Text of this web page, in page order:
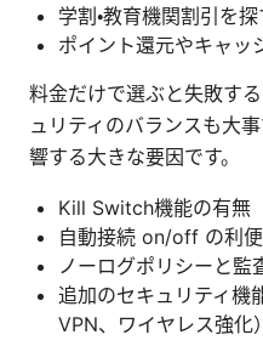
学割・教育機関割引を探
ポイント還元やキャッ
料金だけで選ぶと失敗す
ュリティのバランスも大
響する大きな要因です。
Kill Switch機能の有無
自動接続 on/off の利
ノーログポリシーと監
追加のセキュリティ機
VPN、ワイヤレス強化）